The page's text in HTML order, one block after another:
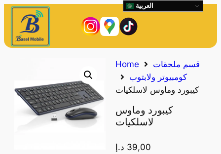
Home
قسم ملحقات
كومبيوتر ولابتوب
كيبورد وماوس لاسلكيات
كيبورد وماوس
لاسلكيات
39,00 د.إ
العربية